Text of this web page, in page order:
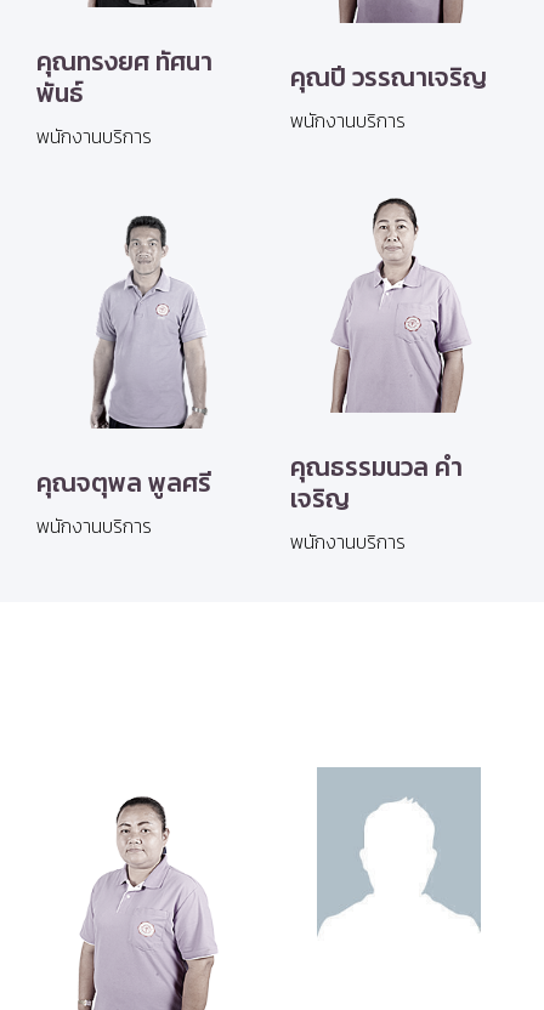
คุณทรงยศ ทัศนา
พันธ์
พนักงานบริการ
คุณปี วรรณาเจริญ
พนักงานบริการ
คุณจตุพล พูลศรี
พนักงานบริการ
คุณธรรมนวล คำ
เจริญ
พนักงานบริการ